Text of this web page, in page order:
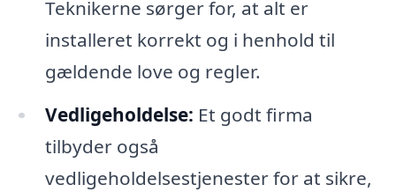
Teknikerne sørger for, at alt er
installeret korrekt og i henhold til
gældende love og regler.
Vedligeholdelse: Et godt firma
tilbyder også
vedligeholdelsestjenester for at sikre,